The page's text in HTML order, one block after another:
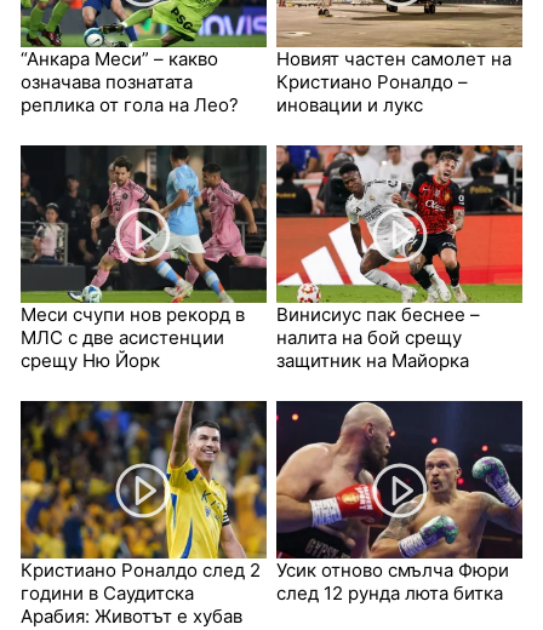
“Анкара Меси” – какво
означава познатата
реплика от гола на Лео?
Новият частен самолет на
Кристиано Роналдо –
иновации и лукс
Меси счупи нов рекорд в
МЛС с две асистенции
срещу Ню Йорк
Винисиус пак беснее –
налита на бой срещу
защитник на Майорка
Кристиано Роналдо след 2
години в Саудитска
Арабия: Животът е хубав
Усик отново смълча Фюри
след 12 рунда люта битка